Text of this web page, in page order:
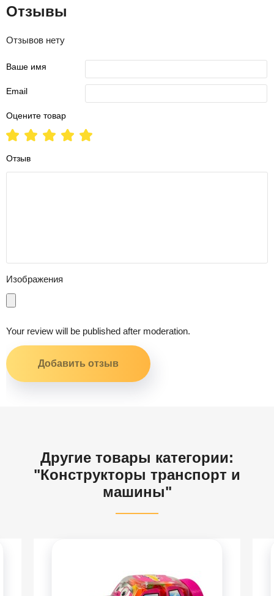
Отзывы
Отзывов нету
Ваше имя
Email
Оцените товар
Отзыв
Изображения
Your review will be published after moderation.
Другие товары категории:
"Конструкторы транспорт и
машины"